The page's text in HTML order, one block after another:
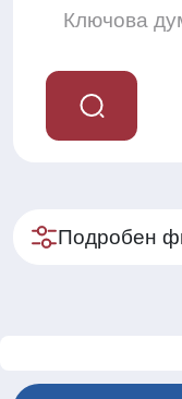
Подробен